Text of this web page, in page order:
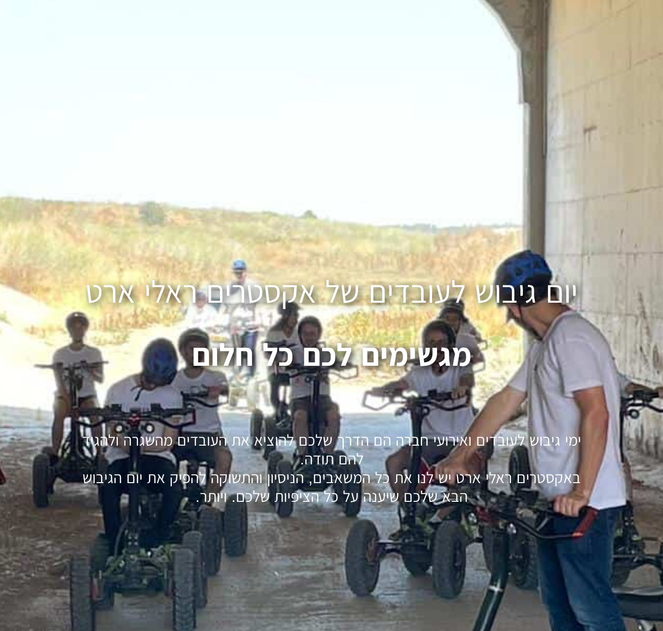
יום גיבוש לעובדים של אקסטרים ראלי ארט
מגשימים לכם כל חלום
ימי גיבוש לעובדים ואירועי חברה הם הדרך שלכם להוציא את העובדים מהשגרה ולהגיד
להם תודה.
באקסטרים ראלי ארט יש לנו את כל המשאבים, הניסיון והתשוקה להפיק את יום הגיבוש
הבא שלכם שיענה על כל הציפיות שלכם. ויותר.